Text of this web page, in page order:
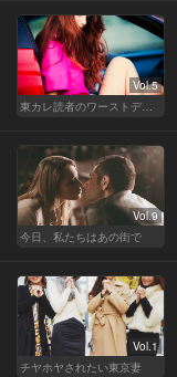
Vol.5
東カレ読者のワーストデート
Vol.9
今日、私たちはあの街で
Vol.1
チヤホヤされたい東京妻